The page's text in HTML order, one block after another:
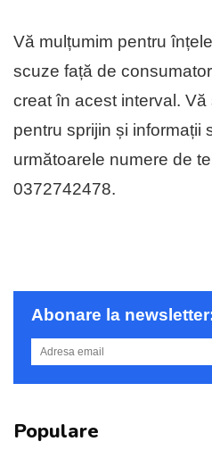
Vă mulțumim pentru
scuze față de
creat în acest interval.
pentru sprijin și informații
următoarele numere de
0372742478.
Abonare la
Populare